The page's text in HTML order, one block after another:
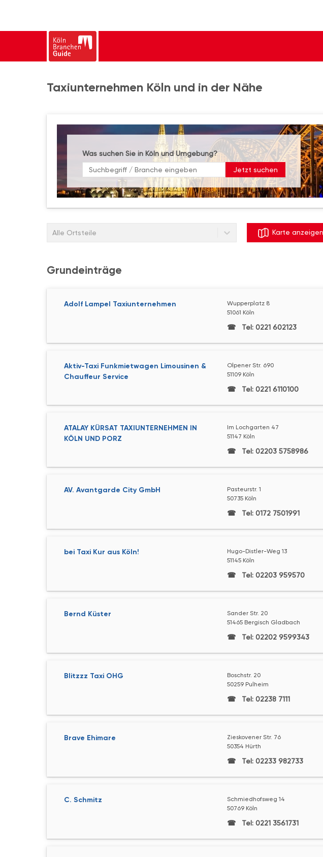
Taxiunternehmen Köln und in der Nähe
Was suchen Sie in Köln und Umgebung?
Jetzt suchen
Alle Ortsteile Karte anzeigen
Grundeinträge
Adolf Lampel Taxiunternehmen
Wupperplatz 8
51061 Köln
Tel: 0221 602123
Aktiv-Taxi Funkmietwagen Limousinen &
Chauffeur Service
Olpener Str. 690
51109 Köln
Tel: 0221 6110100
ATALAY KÜRSAT TAXIUNTERNEHMEN IN
KÖLN UND PORZ
Im Lochgarten 47
51147 Köln
Tel: 02203 5758986
AV. Avantgarde City GmbH
Pasteurstr. 1
50735 Köln
Tel: 0172 7501991
bei Taxi Kur aus Köln!
Hugo-Distler-Weg 13
51145 Köln
Tel: 02203 959570
Bernd Küster
Sander Str. 20
51465 Bergisch Gladbach
Tel: 02202 9599343
Blitzzz Taxi OHG
Boschstr. 20
50259 Pulheim
Tel: 02238 7111
Brave Ehimare
Zieskovener Str. 76
50354 Hürth
Tel: 02233 982733
C. Schmitz
Schmiedhofsweg 14
50769 Köln
Tel: 0221 3561731